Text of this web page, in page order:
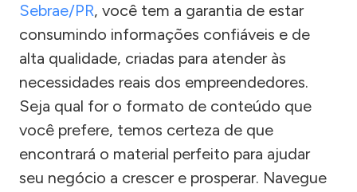
Sebrae/PR, você tem a garantia de estar
consumindo informações confiáveis e de
alta qualidade, criadas para atender às
necessidades reais dos empreendedores.
Seja qual for o formato de conteúdo que
você prefere, temos certeza de que
encontrará o material perfeito para ajudar
seu negócio a crescer e prosperar. Navegue